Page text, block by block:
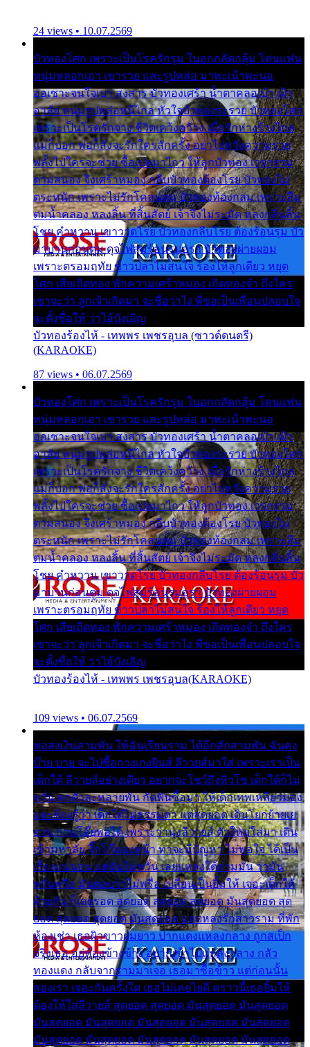
24 views • 10.07.2569
บัวทองโศก เพราะเป็นโรครักรุม ในอกกลัดกลุ้ม โดนแฟน
หนุ่มหลอกเอา เขารวย และรูปหล่อ มาพะเน้าพะนอ
ออเซาะจนใจเบา สงสาร บัวทองเศร้า น้ำตาคลอเบ้า เฝ้า
อาลัย หนุ่มรูปหล่อหนีไกล หัวใจบัวทองระรวย บัวทองโศก
เพราะเป็นโรครักจาง ชีวิตเคว้งคว้าง เมื่อรักห่างร้างไกล
แม่ก็บอก พ่อก็สั่งจะรักใครสักครั้ง อย่าไปหวังความรวย
พลั้งไปใครจะช่วย ซื้อเปลมาไกว ให้ลูกบัวทอง เวรกรรม
ตามสนอง จึงเศร้าหมอง กลีบบัวทองต้องโรย บัวทองไม่
ตระหนัก เพราะไม่รักโคลนตม บัวทองท้องกลม เพราะลืม
ตมน้ำคลอง หลงลิ้น ที่สิ้นสัตย์ เจ้าจึงไม่ระมัด หลงกลิ่นลิ้น
โชย คำหวาน เขาวาดโรย บัวทองกลีบโรย ต้องร้อนรุม บัว
มาบานก่อนตูม ดุจไฟสุมร้อนรุมอุรา บัวทองผ่ายผอม
เพราะตรอมฤทัย ข้าวปลาไม่สนใจ ร้องไห้ลูกเดียว หยุด
โศก เสียเถิดทอง พักความเศร้าหมอง เถิดทองจ๋า ถึงใคร
เขาจะว่า ลูกเจ้าเกิดมา จะชื่อว่าไง พี่ขอเป็นเพื่อนปลอบใจ
จะตั้งชื่อให้ ว่าไอ้บังเอิญ
บัวทองร้องไห้ - เทพพร เพชรอุบล (ซาวด์ดนตรี)
(KARAOKE)
87 views • 06.07.2569
บัวทองโศก เพราะเป็นโรครักรุม ในอกกลัดกลุ้ม โดนแฟน
หนุ่มหลอกเอา เขารวย และรูปหล่อ มาพะเน้าพะนอ
ออเซาะจนใจเบา สงสาร บัวทองเศร้า น้ำตาคลอเบ้า เฝ้า
อาลัย หนุ่มรูปหล่อหนีไกล หัวใจบัวทองระรวย บัวทองโศก
เพราะเป็นโรครักจาง ชีวิตเคว้งคว้าง เมื่อรักห่างร้างไกล
แม่ก็บอก พ่อก็สั่งจะรักใครสักครั้ง อย่าไปหวังความรวย
พลั้งไปใครจะช่วย ซื้อเปลมาไกว ให้ลูกบัวทอง เวรกรรม
ตามสนอง จึงเศร้าหมอง กลีบบัวทองต้องโรย บัวทองไม่
ตระหนัก เพราะไม่รักโคลนตม บัวทองท้องกลม เพราะลืม
ตมน้ำคลอง หลงลิ้น ที่สิ้นสัตย์ เจ้าจึงไม่ระมัด หลงกลิ่นลิ้น
โชย คำหวาน เขาวาดโรย บัวทองกลีบโรย ต้องร้อนรุม บัว
มาบานก่อนตูม ดุจไฟสุมร้อนรุมอุรา บัวทองผ่ายผอม
เพราะตรอมฤทัย ข้าวปลาไม่สนใจ ร้องไห้ลูกเดียว หยุด
โศก เสียเถิดทอง พักความเศร้าหมอง เถิดทองจ๋า ถึงใคร
เขาจะว่า ลูกเจ้าเกิดมา จะชื่อว่าไง พี่ขอเป็นเพื่อนปลอบใจ
จะตั้งชื่อให้ ว่าไอ้บังเอิญ
บัวทองร้องไห้ - เทพพร เพชรอุบล(KARAOKE)
109 views • 06.07.2569
พ่อส่งเงินสามพัน ให้ฉันเรียนราม ได้อีกสักสามพัน ฉันคง
บ๊าย บาย จะไปซื้อกางเกงยีนส์ ลีวายส์มาใส่ เพราะเราเป็น
เด็กใต้ ลีวายส์อย่างเดียว อยากจะโชว์ถึงหิวโซ เด็กใต้ก็ไม่
หวั่น ตกตัวละหลายพัน กัดฟันซื้อมา ให้เด็กเทพเหลียวมอง
และต้องรู้ว่า เด็กใต้ไม่ธรรมดา แต่สุดยอด เดินโยกย้ายเย
ยวน กวนโอ๊ยพอได้ เพราะว่านุ่งลีวายส์ ตัวใหม่ใส่มา เดิน
เข้ามหาลัย จิ๊กโก๊มองหน้า ท่าจะมีปัญหา ไม่พอใจ ได้เป็น
เรื่องแน่นอน แต่ฉันไม่หวั่น เลยแหลงใต้ถามมัน ว่ามัน
พรั่นพรือ มันตอบว่าไม่พรื่อ เปลี่ยนเป็นยิ้มให้ เจอะเด็กใต้
ด้วยกัน ก็เลยรอด สุดยอด สุดยอด สุดยอด มันสุดยอด สุด
ยอด สุดยอด สุดยอด มันสุดยอด แอบหลงรักสาวราม ที่พัก
ห้องเช่า เธอผิวขาวผมยาว ปากแดงแหลงกลาง ถูกสเป็ก
จริงเธอ อยู่ห้องข้างข้าง อยากเข้าไปแหลงกลาง กลัว
ทองแดง กลับจากรามมาเจอ เธอมาซื้อข้าว แต่ก่อนนั้น
สองเรา เจอะกันครั้งใด เธอไม่เคยไยดี คราวนี้เธอยิ้มให้
ต้องให้ใส่ลีวายส์ สุดยอด สุดยอด มันสุดยอด มันสุดยอด
มันสุดยอด มันสุดยอด มันสุดยอด มันสุดยอด มันสุดยอด
มันสุดยอด มันสุดยอด มันสุดยอด มันสุดยอด มันสุดยอด